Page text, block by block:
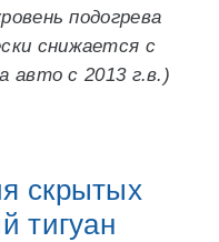
подогрева
снижается с
авто с 2013 г.в.)
скрытых
тигуан